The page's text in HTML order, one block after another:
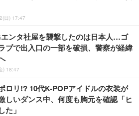
日) 17:47
エンタ社屋を襲撃したのは日本人…ゴ
ブで出入口の一部を破損、警察が経緯
) 18:47
ロリ!? 10代K-POPアイドルの衣装が
しいダンス中、何度も胸元を確認「ヒ
た」